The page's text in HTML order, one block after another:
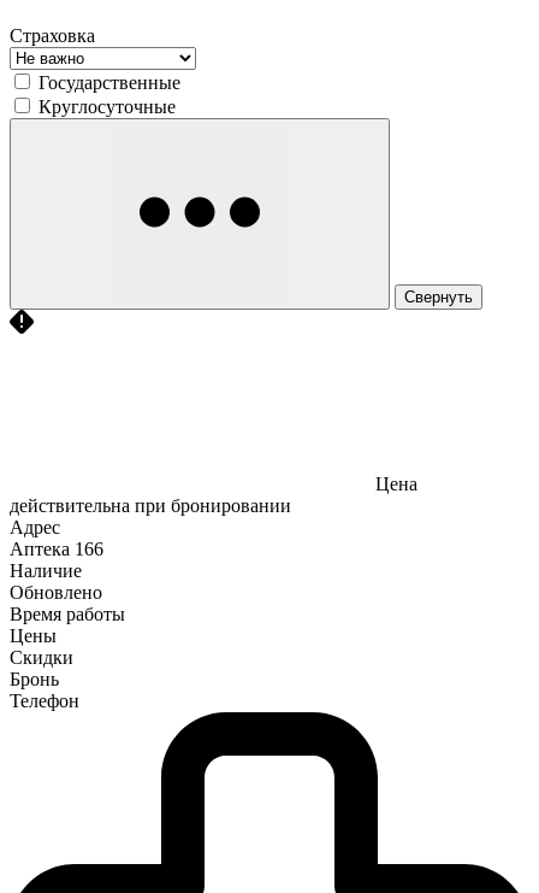
Страховка
Государственные
Круглосуточные
Свернуть
Цена
действительна при бронировании
Адрес
Аптека 166
Наличие
Обновлено
Время работы
Цены
Скидки
Бронь
Телефон